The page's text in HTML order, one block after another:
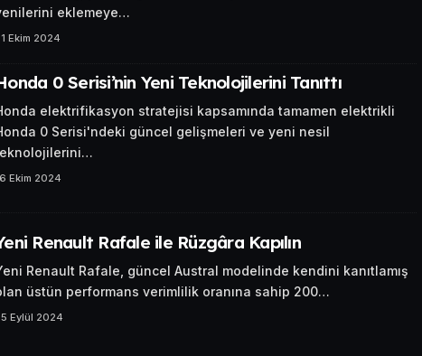
eklemeye…
Ekim 2024
0 Serisi’nin Yeni Teknolojilerini Tanıttı
elektrifikasyon stratejisi kapsamında tamamen elektrikli
0 Serisi'ndeki güncel gelişmeleri ve yeni nesil
Ekim 2024
Renault Rafale ile Rüzgâra Kapılın
Renault Rafale, güncel Austral modelinde kendini kanıtlamış
üstün performans verimlilik oranına sahip 200…
Eylül 2024